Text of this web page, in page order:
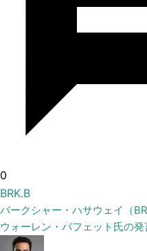
0
BRK.B
バークシャー・ハサウェイ（
ウォーレン・バフェット氏の発